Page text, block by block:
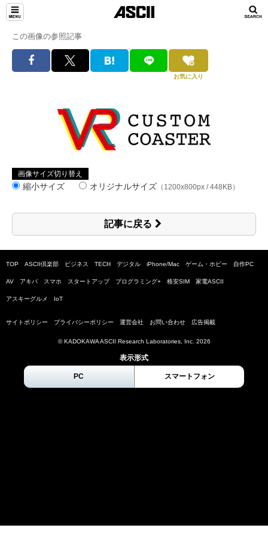
この画像の参照記事
お気に入り
画像サイズ切り替え
縮小サイズ オリジナルサイズ （1200x800px / 448KB）
記事に戻る
TOP ASCII倶楽部 ビジネス TECH デジタル iPhone/Mac ゲーム・ホビー 自作PC
AV アキバ スマホ スタートアップ プログラミング+ 格安SIM 家電ASCII
アスキーグルメ IoT
サイトポリシー プライバシーポリシー 運営会社 お問い合わせ 広告掲載
© KADOKAWA ASCII Research Laboratories, Inc. 2026
表示形式
PC スマートフォン